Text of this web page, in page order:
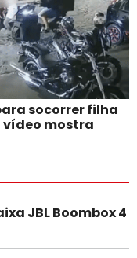
socorrer filha
vídeo mostra
JBL Boombox 4